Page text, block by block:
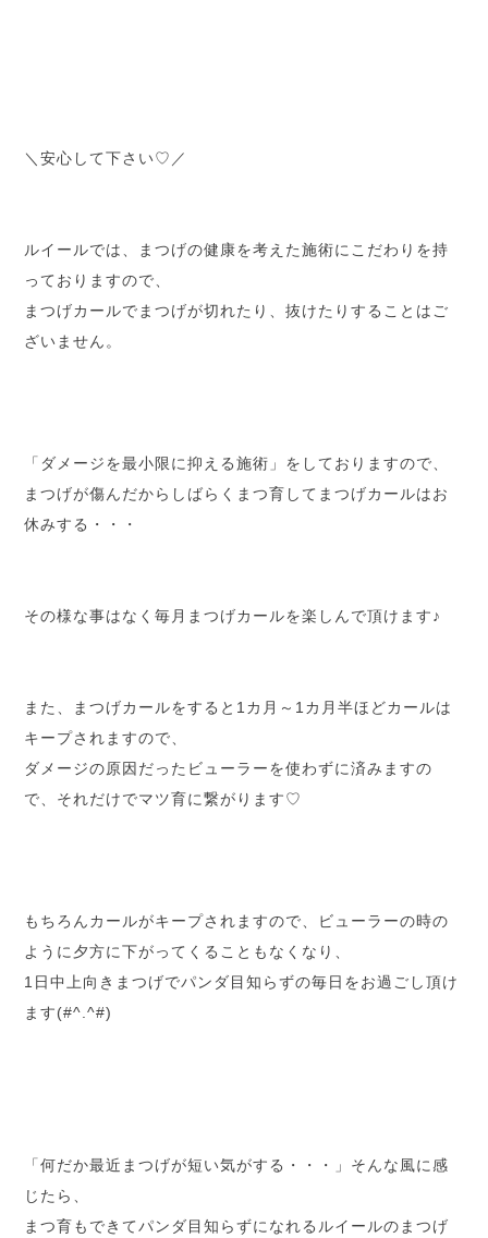
＼安心して下さい♡／
ルイールでは、まつげの健康を考えた施術にこだわりを持
っておりますので、
まつげカールでまつげが切れたり、抜けたりすることはご
ざいません。
「ダメージを最小限に抑える施術」をしておりますので、
まつげが傷んだからしばらくまつ育してまつげカールはお
休みする・・・
その様な事はなく毎月まつげカールを楽しんで頂けます♪
また、まつげカールをすると1カ月～1カ月半ほどカールは
キープされますので、
ダメージの原因だったビューラーを使わずに済みますの
で、それだけでマツ育に繋がります♡
もちろんカールがキープされますので、ビューラーの時の
ように夕方に下がってくることもなくなり、
1日中上向きまつげでパンダ目知らずの毎日をお過ごし頂け
ます(#^.^#)
「何だか最近まつげが短い気がする・・・」そんな風に感
じたら、
まつ育もできてパンダ目知らずになれるルイールのまつげ